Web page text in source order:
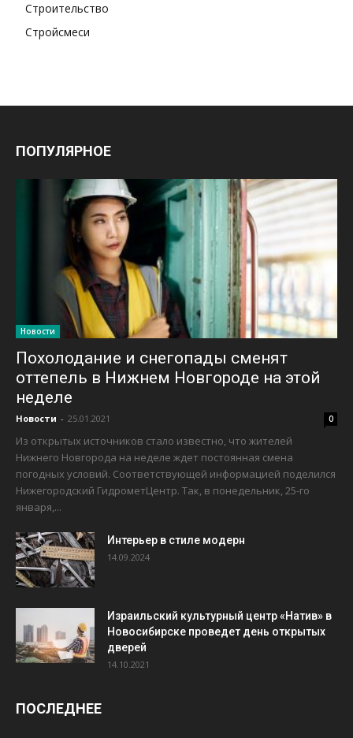
Строительство
Стройсмеси
ПОПУЛЯРНОЕ
Новости
Похолодание и снегопады сменят
оттепель в Нижнем Новгороде на этой
неделе
Новости - 25.01.2021 0
Из открытых источников стало известно, что жителей
Нижнего Новгорода на неделе ждет постоянная смена
погодных условий. Соответствующей информацией поделился
Нижегородский ГидрометЦентр. Так, в понедельник, 25-го
января,...
Интерьер в стиле модерн
14.09.2024
Израильский культурный центр «Натив» в
Новосибирске проведет день открытых
дверей
14.10.2021
ПОСЛЕДНЕЕ